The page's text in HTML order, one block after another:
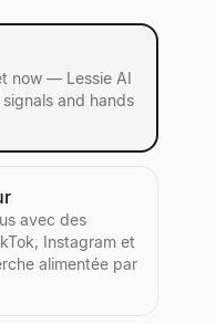
now — Lessie AI
and hands
avec des
Instagram et
alimentée par